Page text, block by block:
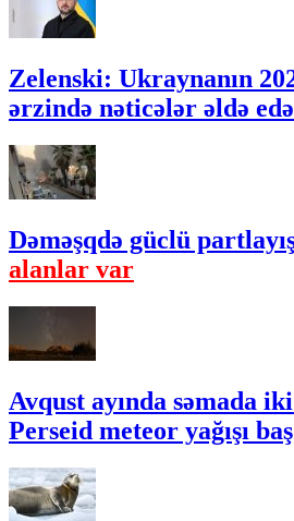
Zelenski: Ukraynanın
ərzində nəticələr əldə
Dəməşqdə güclü
alanlar var
Avqust ayında səmada
Perseid meteor yağışı